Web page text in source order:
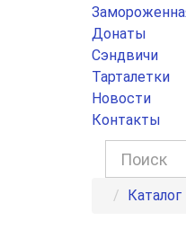
Донаты
Сэндвичи
Тарталетки
Новости
Контакты